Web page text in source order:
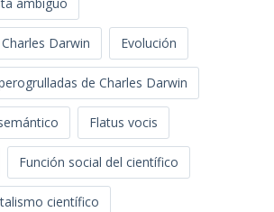
Darwin Evolución
de Charles Darwin
Flatus vocis
Función social del científico
científico